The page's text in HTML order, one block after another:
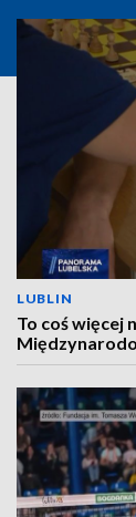
LUBLIN
To coś więcej